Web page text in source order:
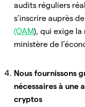
audits réguliers
s’inscrire auprès de
(OAM), qui exige
ministère de
Nous fournissons
nécessaires à une
cryptos